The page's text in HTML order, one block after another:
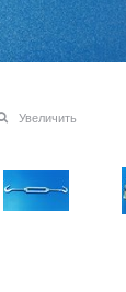
Увеличить